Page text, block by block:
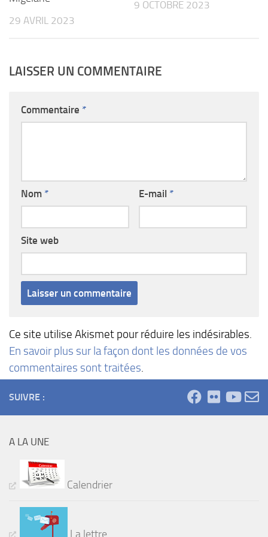
29 AVRIL 2023
9 OCTOBRE 2023
LAISSER UN COMMENTAIRE
Commentaire *
Nom * E-mail *
Site web
Ce site utilise Akismet pour réduire les indésirables.
En savoir plus sur la façon dont les données de vos
commentaires sont traitées.
SUIVRE :
A LA UNE
Calendrier
La lettre